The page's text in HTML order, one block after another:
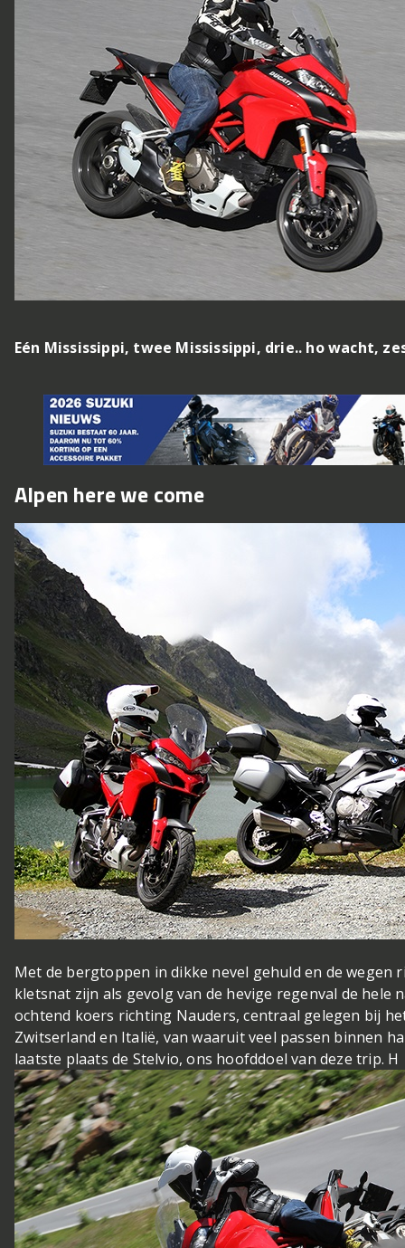
Eén Mississippi, twee Mississippi, drie.. ho wacht,
Alpen here we come
Met de bergtoppen in dikke nevel gehuld en de wegen
kletsnat zijn als gevolg van de hevige regenval de hele
ochtend koers richting Nauders, centraal gelegen bij
Zwitserland en Italië, van waaruit veel passen binnen
laatste plaats de Stelvio, ons hoofddoel van deze trip. H